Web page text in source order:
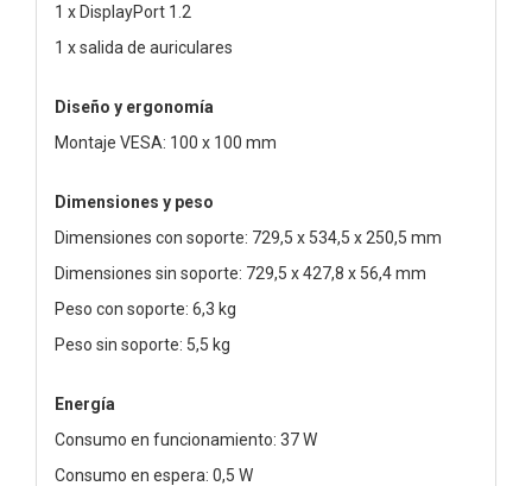
1 x DisplayPort 1.2
1 x salida de auriculares
Diseño y ergonomía
Montaje VESA: 100 x 100 mm
Dimensiones y peso
Dimensiones con soporte: 729,5 x 534,5 x 250,5 mm
Dimensiones sin soporte: 729,5 x 427,8 x 56,4 mm
Peso con soporte: 6,3 kg
Peso sin soporte: 5,5 kg
Energía
Consumo en funcionamiento: 37 W
Consumo en espera: 0,5 W